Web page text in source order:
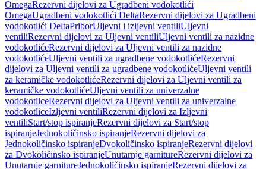
OmegaRezervni dijelovi za Ugradbeni vodokotlići
OmegaUgradbeni vodokotlići DeltaRezervni dijelovi za Ugradbeni
vodokotlići DeltaPriborUljevni i izljevni ventiliUljevni
ventiliRezervni dijelovi za Uljevni ventiliUljevni ventili za nazidne
vodokotlićeRezervni dijelovi za Uljevni ventili za nazidne
vodokotlićeUljevni ventili za ugradbene vodokotlićeRezervni
dijelovi za Uljevni ventili za ugradbene vodokotlićeUljevni ventili
za keramičke vodokotlićeRezervni dijelovi za Uljevni ventili za
keramičke vodokotlićeUljevni ventili za univerzalne
vodokotliceRezervni dijelovi za Uljevni ventili za univerzalne
vodokotliceIzljevni ventiliRezervni dijelovi za Izljevni
ventiliStart/stop ispiranjeRezervni dijelovi za Start/stop
ispiranjeJednokoličinsko ispiranjeRezervni dijelovi za
Jednokoličinsko ispiranjeDvokoličinsko ispiranjeRezervni dijelovi
za Dvokoličinsko ispiranjeUnutarnje garnitureRezervni dijelovi za
Unutarnje garnitureJednokoličinsko ispiranjeRezervni dijelovi za